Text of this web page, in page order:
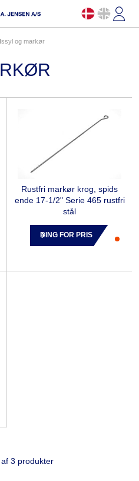
issyl og markør
Rustfri markør krog, spids
ende 17-1/2" Serie 465 rustfri
stål
RING FOR PRIS
3 produkter